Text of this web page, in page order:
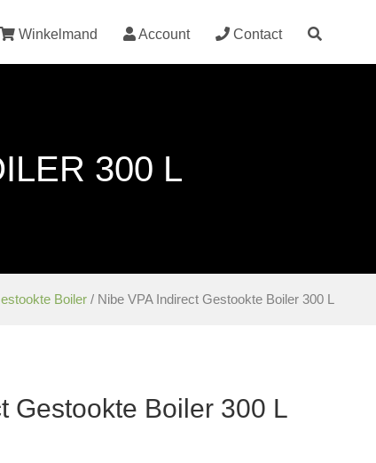
Winkelmand Account Contact
300 L
Boiler / Nibe VPA Indirect Gestookte Boiler 300 L
Gestookte Boiler 300 L